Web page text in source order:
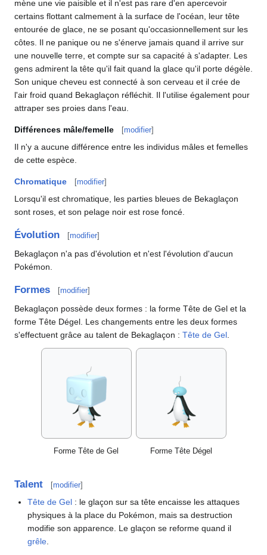
mène une vie paisible et il n'est pas rare d'en apercevoir
certains flottant calmement à la surface de l'océan, leur tête
entourée de glace, ne se posant qu'occasionnellement sur les
côtes. Il ne panique ou ne s'énerve jamais quand il arrive sur
une nouvelle terre, et compte sur sa capacité à s'adapter. Les
gens admirent la tête qu'il fait quand la glace qu'il porte dégèle.
Son unique cheveu est connecté à son cerveau et il crée de
l'air froid quand Bekaglaçon réfléchit. Il l'utilise également pour
attraper ses proies dans l'eau.
Différences mâle/femelle [modifier]
Il n'y a aucune différence entre les individus mâles et femelles
de cette espèce.
Chromatique [modifier]
Lorsqu'il est chromatique, les parties bleues de Bekaglaçon
sont roses, et son pelage noir est rose foncé.
Évolution [modifier]
Bekaglaçon n'a pas d'évolution et n'est l'évolution d'aucun
Pokémon.
Formes [modifier]
Bekaglaçon possède deux formes : la forme Tête de Gel et la
forme Tête Dégel. Les changements entre les deux formes
s'effectuent grâce au talent de Bekaglaçon : Tête de Gel.
Forme Tête de Gel Forme Tête Dégel
Talent [modifier]
Tête de Gel : le glaçon sur sa tête encaisse les attaques
physiques à la place du Pokémon, mais sa destruction
modifie son apparence. Le glaçon se reforme quand il
grêle